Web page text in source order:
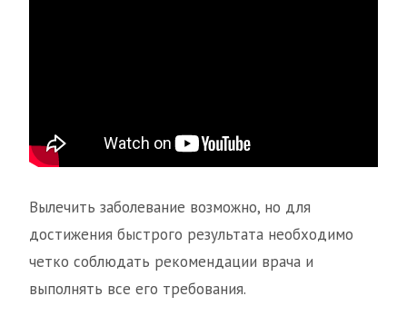
Вылечить заболевание возможно, но для
достижения быстрого результата необходимо
четко соблюдать рекомендации врача и
выполнять все его требования.